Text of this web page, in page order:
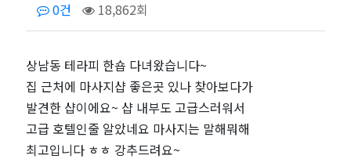
동
테
라
피
0건 18,862회
상남동 테라피 한숍 다녀왔습니다~
집 근처에 마사지샵 좋은곳 있나 찾아보다가
발견한 샵이에요~ 샵 내부도 고급스러워서
고급 호텔인줄 알았네요 마사지는 말해뭐해
최고입니다 ㅎㅎ 강추드려요~